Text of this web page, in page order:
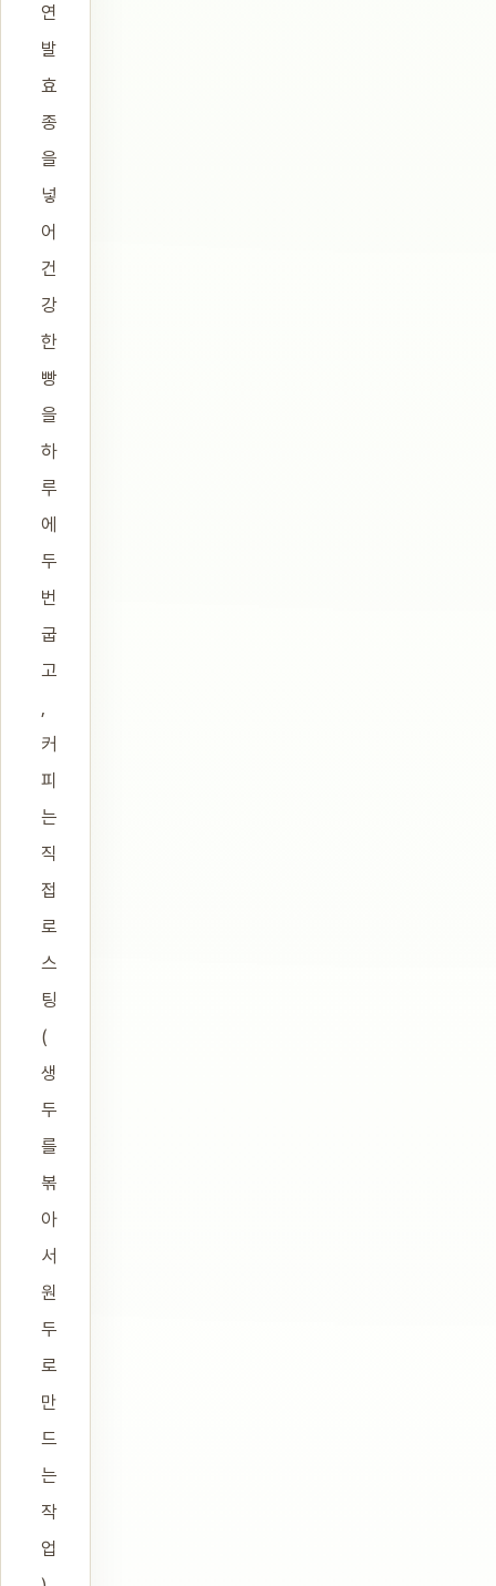
연
발
효
종
을
넣
어
건
강
한
빵
을
하
루
에
두
번
굽
고
,
커
피
는
직
접
로
스
팅
(
생
두
를
볶
아
서
원
두
로
만
드
는
작
업